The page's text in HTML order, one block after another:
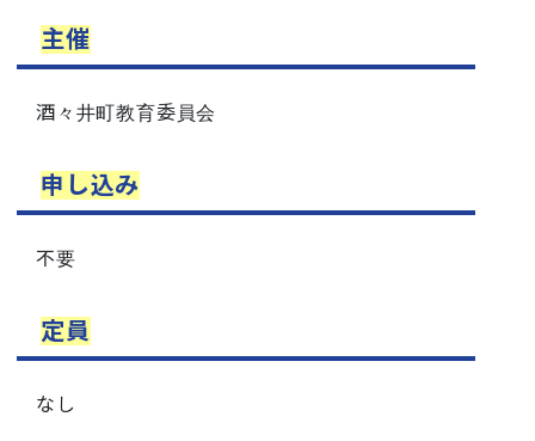
主催
酒々井町教育委員会
申し込み
不要
定員
なし